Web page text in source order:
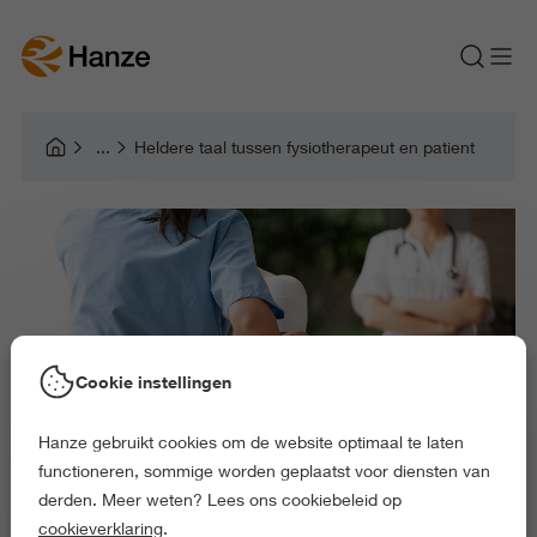
Heldere taal tussen fysiotherapeut en patient
Cookie instellingen
Hanze gebruikt cookies om de website optimaal te laten
functioneren, sommige worden geplaatst voor diensten van
derden. Meer weten? Lees ons cookiebeleid op
cookieverklaring.